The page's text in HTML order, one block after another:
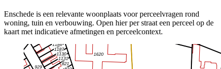
Enschede is een relevante woonplaats voor perceelvragen rond
woning, tuin en verbouwing. Open hier per straat een perceel op de
kaart met indicatieve afmetingen en perceelcontext.